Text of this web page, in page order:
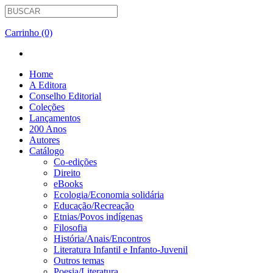
Carrinho (0)
Home
A Editora
Conselho Editorial
Coleções
Lançamentos
200 Anos
Autores
Catálogo
Co-edições
Direito
eBooks
Ecologia/Economia solidária
Educação/Recreação
Etnias/Povos indígenas
Filosofia
História/Anais/Encontros
Literatura Infantil e Infanto-Juvenil
Outros temas